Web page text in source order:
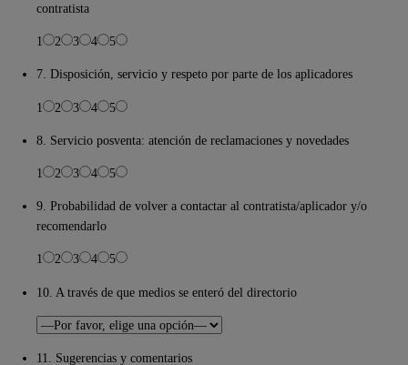
contratista
1 2 3 4 5
7. Disposición, servicio y respeto por parte de los aplicadores
1 2 3 4 5
8. Servicio posventa: atención de reclamaciones y novedades
1 2 3 4 5
9. Probabilidad de volver a contactar al contratista/aplicador y/o
recomendarlo
1 2 3 4 5
10. A través de que medios se enteró del directorio
11. Sugerencias y comentarios